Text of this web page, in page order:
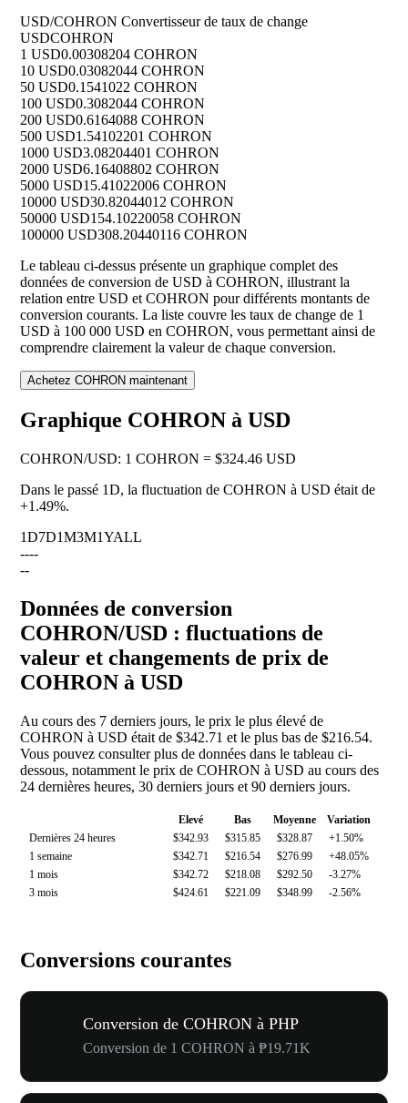
USD/COHRON Convertisseur de taux de change
USDCOHRON
1 USD0.00308204 COHRON
10 USD0.03082044 COHRON
50 USD0.1541022 COHRON
100 USD0.3082044 COHRON
200 USD0.6164088 COHRON
500 USD1.54102201 COHRON
1000 USD3.08204401 COHRON
2000 USD6.16408802 COHRON
5000 USD15.41022006 COHRON
10000 USD30.82044012 COHRON
50000 USD154.10220058 COHRON
100000 USD308.20440116 COHRON
Le tableau ci-dessus présente un graphique complet des
données de conversion de USD à COHRON, illustrant la
relation entre USD et COHRON pour différents montants de
conversion courants. La liste couvre les taux de change de 1
USD à 100 000 USD en COHRON, vous permettant ainsi de
comprendre clairement la valeur de chaque conversion.
Achetez COHRON maintenant
Graphique COHRON à USD
COHRON/USD: 1 COHRON = $324.46 USD
Dans le passé 1D, la fluctuation de COHRON à USD était de
+1.49%.
1D7D1M3M1YALL
----
--
Données de conversion
COHRON/USD : fluctuations de
valeur et changements de prix de
COHRON à USD
Au cours des 7 derniers jours, le prix le plus élevé de
COHRON à USD était de $342.71 et le plus bas de $216.54.
Vous pouvez consulter plus de données dans le tableau ci-
dessous, notamment le prix de COHRON à USD au cours des
24 dernières heures, 30 derniers jours et 90 derniers jours.
Elevé Bas Moyenne
Variation
Dernières 24 heures
$342.93 $315.85 $328.87
+1.50%
1 semaine
$342.71 $216.54 $276.99
+48.05%
1 mois
$342.72 $218.08 $292.50
-3.27%
3 mois
$424.61 $221.09 $348.99 -2.56%
Conversions courantes
Conversion de COHRON à PHP
Conversion de 1 COHRON à ₱19.71K